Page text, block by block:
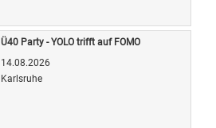
Ü40 Party - YOLO trifft auf FOMO
14.08.2026
Karlsruhe